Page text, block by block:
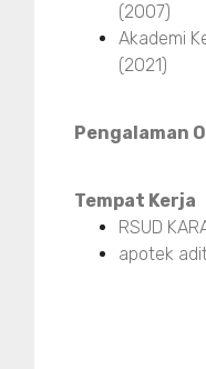
(2007)
Akademi
(2021)
Pengalaman
Tempat Kerja
RSUD
apotek